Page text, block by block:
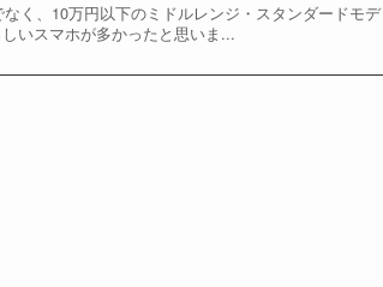
く、10万円以下のミドルレンジ・スタンダードモデ
いスマホが多かったと思いま...